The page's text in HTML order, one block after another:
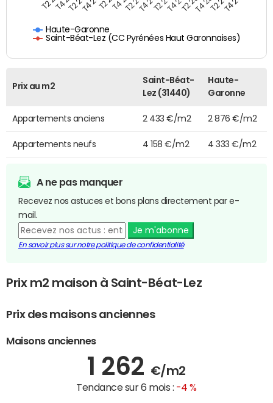
Haute-Garonne
Saint-Béat-Lez (CC Pyrénées Haut Garonnaises)
Prix au m2
Saint-Béat-
Lez (31440)
Haute-
Garonne
Appartements anciens 2 433 €/m2 2 876 €/m2
Appartements neufs 4 158 €/m2 4 333 €/m2
A ne pas manquer
Recevez nos astuces et bons plans directement par e-
mail.
Je m'abonne
En savoir plus sur notre politique de confidentialité
Prix m2 maison à Saint-Béat-Lez
Prix des maisons anciennes
Maisons anciennes
1 262 €/m2
Tendance sur 6 mois : -4 %